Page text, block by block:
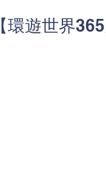
【環遊世界